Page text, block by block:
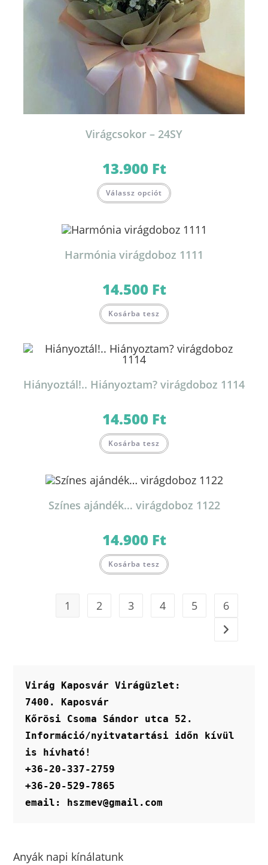
Virágcsokor – 24SY
13.900 Ft
Válassz opciót
Harmónia virágdoboz 1111
14.500 Ft
Kosárba tesz
Hiányoztál!.. Hiányoztam? virágdoboz 1114
14.500 Ft
Kosárba tesz
Színes ajándék… virágdoboz 1122
14.900 Ft
Kosárba tesz
1 2 3 4 5 6
Virág Kaposvár Virágüzlet:
7400. Kaposvár
Kőrösi Csoma Sándor utca 52.
Információ/nyitvatartási időn kívül
is hívható!
+36-20-337-2759
+36-20-529-7865
email: hszmev@gmail.com
Anyák napi kínálatunk